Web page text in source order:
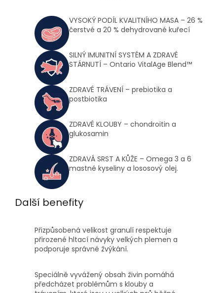
VYSOKÝ PODÍL KVALITNÍHO MASA – 26 %
čerstvé a 20 % dehydrované kuřecí
SILNÝ IMUNITNÍ SYSTÉM A ZDRAVÉ
STÁRNUTÍ – Ontario VitalAge Blend™
ZDRAVÉ TRÁVENÍ – prebiotika a
postbiotika
ZDRAVÉ KLOUBY – chondroitin a
glukosamin
ZDRAVÁ SRST A KŮŽE – Omega 3 a 6
mastné kyseliny a lososový olej.
Další benefity
Přizpůsobená velikost granulí respektuje
přirozené hltací návyky velkých plemen a
podporuje správné žvýkání.
Speciálně vyvážený obsah živin pomáhá
předcházet problémům s klouby a